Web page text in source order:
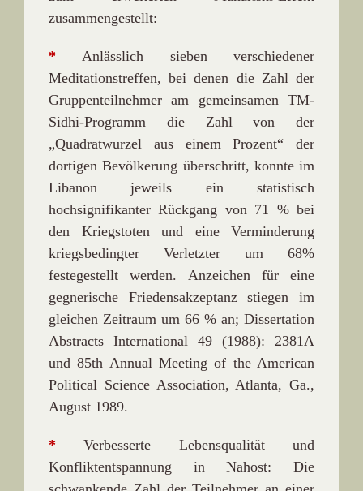
zusammengestellt:
* Anlässlich sieben verschiedener
Meditationstreffen, bei denen die Zahl der
Gruppenteilnehmer am gemeinsamen TM-
Sidhi-Programm die Zahl von der
„Quadratwurzel aus einem Prozent“ der
dortigen Bevölkerung überschritt, konnte im
Libanon jeweils ein statistisch
hochsignifikanter Rückgang von 71 % bei
den Kriegstoten und eine Verminderung
kriegsbedingter Verletzter um 68%
festegestellt werden. Anzeichen für eine
gegnerische Friedensakzeptanz stiegen im
gleichen Zeitraum um 66 % an; Dissertation
Abstracts International 49 (1988): 2381A
und 85th Annual Meeting of the American
Political Science Association, Atlanta, Ga.,
August 1989.
* Verbesserte Lebensqualität und
Konfliktentspannung in Nahost: Die